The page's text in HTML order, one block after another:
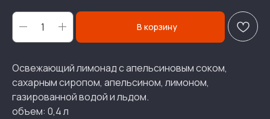
В корзину
Освежающий лимонад с апельсиновым соком,
сахарным сиропом, апельсином, лимоном,
газированной водой и льдом.
объем: 0,4 л